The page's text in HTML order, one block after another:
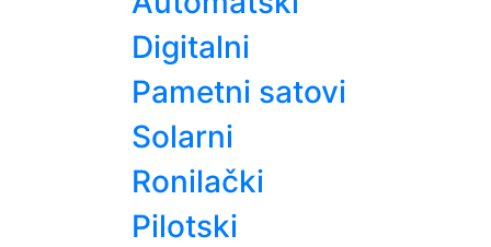
Digitalni
Pametni satovi
Solarni
Ronilački
Pilotski